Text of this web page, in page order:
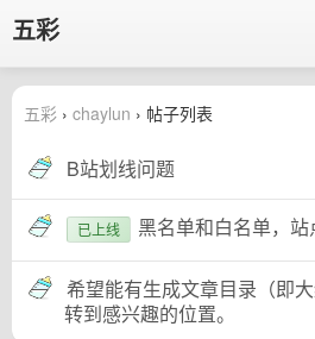
五彩
五彩 › chaylun › 帖子列表
B站划线问题
已上线 黑名单和白名单，
希望能有生成文章目录（即
转到感兴趣的位置。